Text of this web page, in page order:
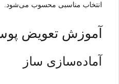
انتخاب مناسبی محسوب می‌شود.
آموزش تعویض
آماده‌سازی ساز